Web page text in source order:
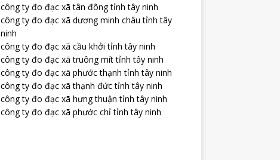
công ty đo đạc xã tân đông tỉnh tây ninh
công ty đo đạc xã dương minh châu tỉnh tây
ninh
công ty đo đạc xã cầu khởi tỉnh tây ninh
công ty đo đạc xã truông mít tỉnh tây ninh
công ty đo đạc xã phước thạnh tỉnh tây ninh
công ty đo đạc xã thạnh đức tỉnh tây ninh
công ty đo đạc xã hưng thuận tỉnh tây ninh
công ty đo đạc xã phước chỉ tỉnh tây ninh